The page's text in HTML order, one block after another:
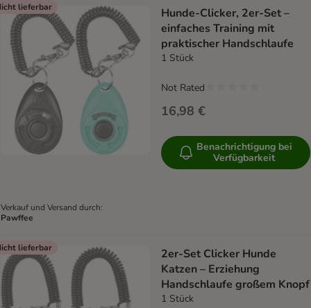
lieferbar
Verkauf und Versand durch:
Pawffee
Hunde-Clicker, 2er-Set –
einfaches Training mit
praktischer Handschlaufe
1 Stück
16,98 €
Not Rated
Benachrichtigung bei
Verfügbarkeit
lieferbar
2er-Set Clicker Hunde
Katzen – Erziehung
Handschlaufe großem Knopf
1 Stück